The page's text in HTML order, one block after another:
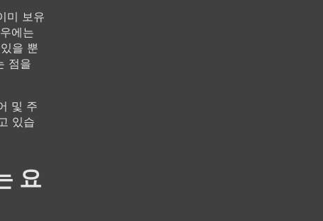
미 보유
에는
을 뿐
점을
및 주
있습
요